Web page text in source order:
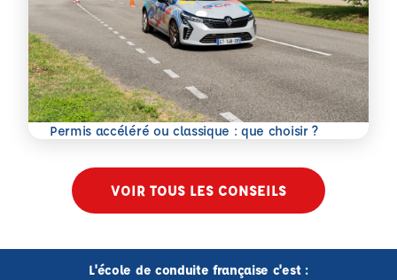
Permis accéléré ou classique : que choisir ?
En savoir plus
VOIR TOUS LES CONSEILS
L'école de conduite française c'est :